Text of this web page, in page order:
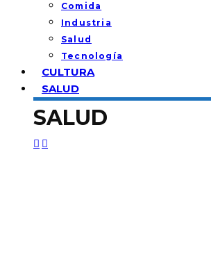
Comida
Industria
Salud
Tecnología
CULTURA
SALUD
SALUD